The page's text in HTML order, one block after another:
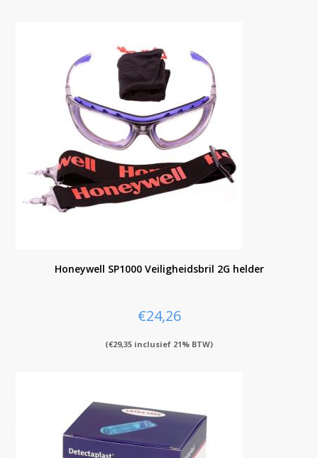
Honeywell SP1000 Veiligheidsbril 2G helder
€24,26
(€29,35 inclusief 21% BTW)